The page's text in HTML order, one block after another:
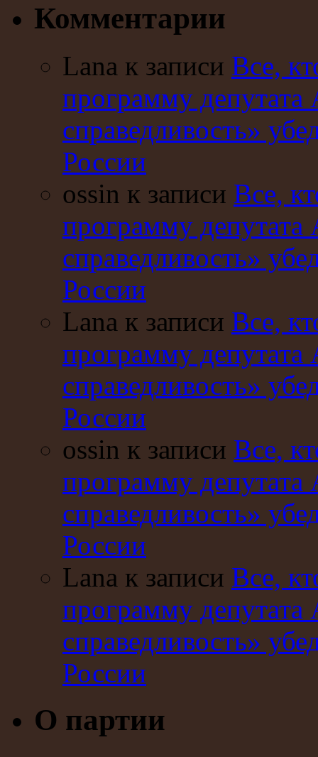
Комментарии
Lana к записи Все,
программу
справедливость»
России
ossin к записи Все,
программу
справедливость»
России
Lana к записи Все,
программу
справедливость»
России
ossin к записи Все,
программу
справедливость»
России
Lana к записи Все,
программу
справедливость»
России
О партии